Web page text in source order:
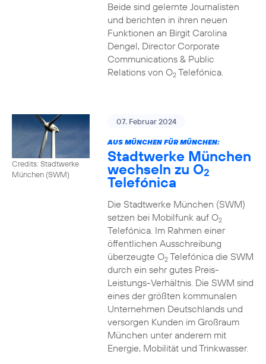
Beide sind gelernte Journalisten
und berichten in ihren neuen
Funktionen an Birgit Carolina
Dengel, Director Corporate
Communications & Public
Relations von O2Telefónica.
Credits: Stadtwerke
München (SWM)
07. Februar 2024
AUS MÜNCHEN FÜR MÜNCHEN:
Stadtwerke München
wechseln zu O2
Telefónica
Die Stadtwerke München (SWM)
setzen bei Mobilfunk auf O2
Telefónica. Im Rahmen einer
öffentlichen Ausschreibung
überzeugte O2Telefónica die SWM
durch ein sehr gutes Preis-
Leistungs-Verhältnis. Die SWM sind
eines der größten kommunalen
Unternehmen Deutschlands und
versorgen Kunden im Großraum
München unter anderem mit
Energie, Mobilität und Trinkwasser.